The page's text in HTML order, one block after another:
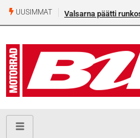
UUSIMMAT Valsarna päätti